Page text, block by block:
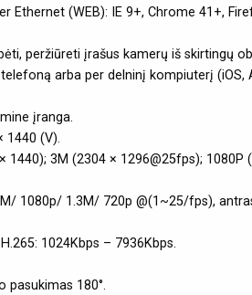
Ethernet (WEB): IE 9+, Chrome 41+,
peržiūreti įrašus kamerų iš skirtingų
arba per delninį kompiuterį (iOS,
įranga.
1440 (V).
3M (2304 × 1296@25fps);
1080p/ 1.3M/ 720p @(1~25/fps),
1024Kbps – 7936Kbps.
pasukimas 180°.